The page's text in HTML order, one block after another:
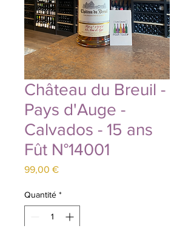
Château du Breuil -
Pays d'Auge -
Calvados - 15 ans
Fût N°14001
99,00 €Prix
Quantité *